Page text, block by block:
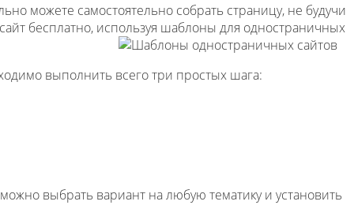
можете самостоятельно собрать страницу, не будучи
бесплатно, используя шаблоны для одностраничных
выполнить всего три простых шага:
выбрать вариант на любую тематику и установить